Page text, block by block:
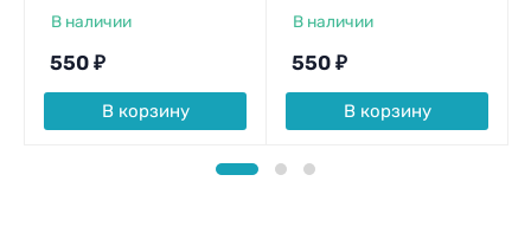
В наличии
550 ₽
В корзину
В наличии
550 ₽
В корзину